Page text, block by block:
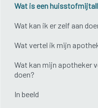
Wat is een
Wat kan ik er zelf aan
Wat vertel ik mijn
Wat kan mijn apotheker
doen?
In beeld